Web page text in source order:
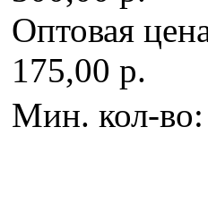
Оптовая
175,00 р.
Мин. кол-во: